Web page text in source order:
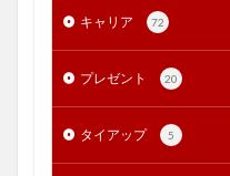
キャリア 72
プレゼント 20
タイアップ 5